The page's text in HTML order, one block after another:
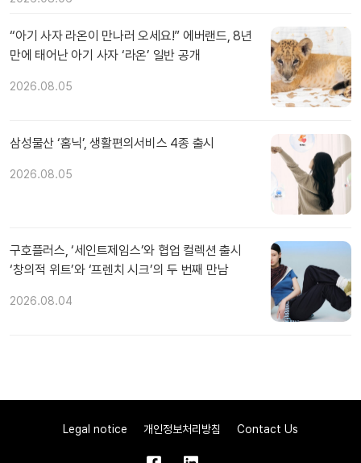
“아기 사자 라온이 만나러 오세요!” 에버랜드, 8년
만에 태어난 아기 사자 ‘라온’ 일반 공개
2026.08.05
삼성물산 ‘홈닉’, 생활편의서비스 4종 출시
2026.08.05
구호플러스, ‘세인트제임스’와 협업 컬렉션 출시
‘창의적 위트’와 ‘프렌치 시크’의 두 번째 만남
2026.08.04
Legal notice 개인정보처리방침 Contact Us